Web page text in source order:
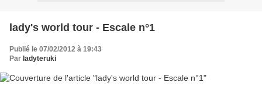
lady's world tour - Escale n°1
Publié le 07/02/2012 à 19:43
Par ladyteruki